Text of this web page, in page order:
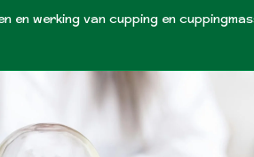
en werking van cupping en